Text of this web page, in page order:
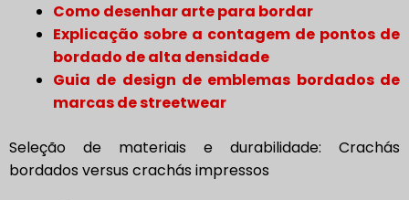
Como desenhar arte para bordar
Explicação sobre a contagem de pontos de
bordado de alta densidade
Guia de design de emblemas bordados de
marcas de streetwear
Seleção de materiais e durabilidade: Crachás
bordados versus crachás impressos